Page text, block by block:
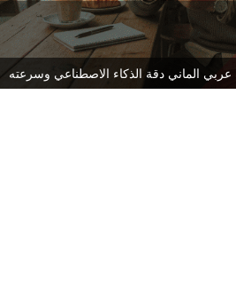
الماني دقة الذكاء الاصطناعي وسرعته